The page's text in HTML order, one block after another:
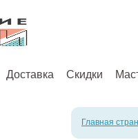
Доставка Скидки
Главная